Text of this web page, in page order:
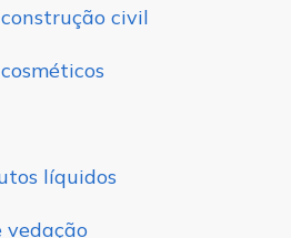
civil
líquidos
vedação